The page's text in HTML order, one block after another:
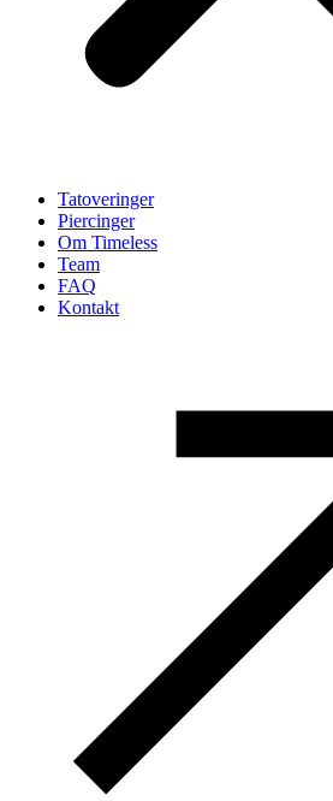
Tatoveringer
Piercinger
Om Timeless
Team
FAQ
Kontakt